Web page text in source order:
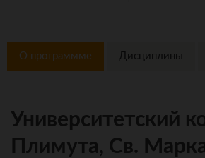
О программме Дисциплины
Университетский
Плимута, Св.